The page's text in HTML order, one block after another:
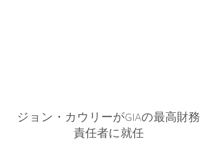
ジョン・カウリーがGIAの最高財務
責任者に就任